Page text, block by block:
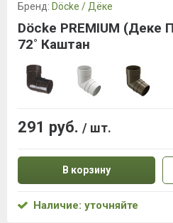
Бренд: Döcke / Дёке
Döcke PREMIUM
72˚ Каштан
291 руб. / шт.
В корзину
Наличие: уточняйте